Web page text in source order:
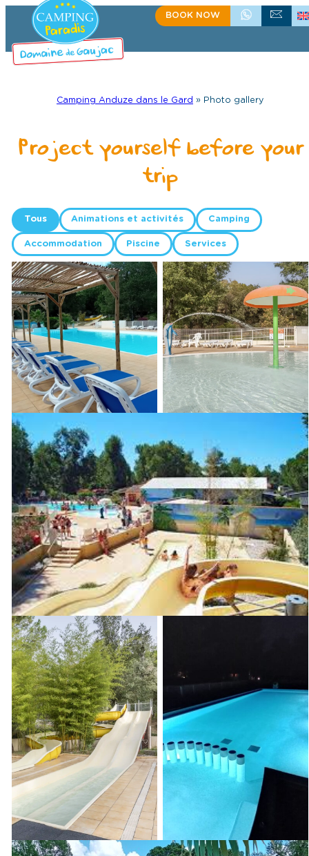
content
BOOK NOW+33(0)4 66 61 67 57
CONTACT US
Camping Anduze dans le Gard » Photo gallery
Project yourself before your
trip
Tous Animations et activités Camping
Accommodation Piscine Services